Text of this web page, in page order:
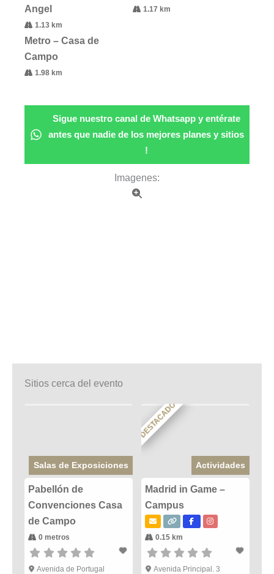
Angel
1.13 km
1.17 km
Metro – Casa de
Campo
1.98 km
Sigue nuestro canal de Whatsapp y entérate
antes que nadie de los mejores planes y sitios
!
Imagenes:
Sitios cerca del evento
Salas de Exposiciones
Pabellón de
Convenciones Casa
de Campo
0 metros
Avenida de Portugal
DESTACADO
Actividades
Madrid in Game –
Campus
0.15 km
Avenida Principal. 3